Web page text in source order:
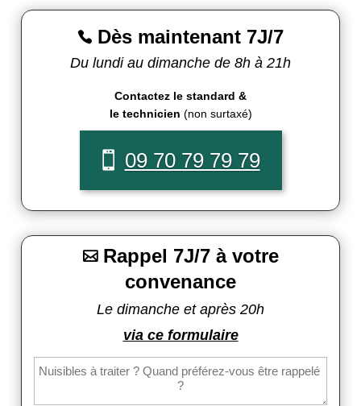
 Dès maintenant 7J/7
Du lundi au dimanche de 8h à 21h
Contactez le standard &
le technicien (non surtaxé)
09 70 79 79 79
Rappel 7J/7 à votre
convenance
Le dimanche et après 20h
via ce formulaire